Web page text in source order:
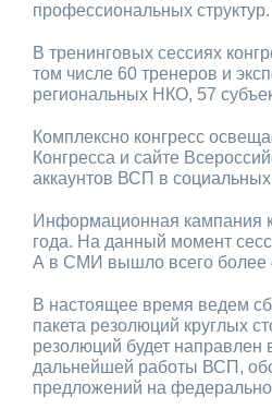
профессиональных структур.
В тренинговых сессиях
том числе 60 тренеров и
региональных НКО, 57
Комплексно конгресс
Конгресса и сайте
аккаунтов ВСП в
Информационная кампания
года. На данный момент
А в СМИ вышло всего более
В настоящее время ведем
пакета резолюций круглых
резолюций будет направлен
дальнейшей работы ВСП,
предложений на